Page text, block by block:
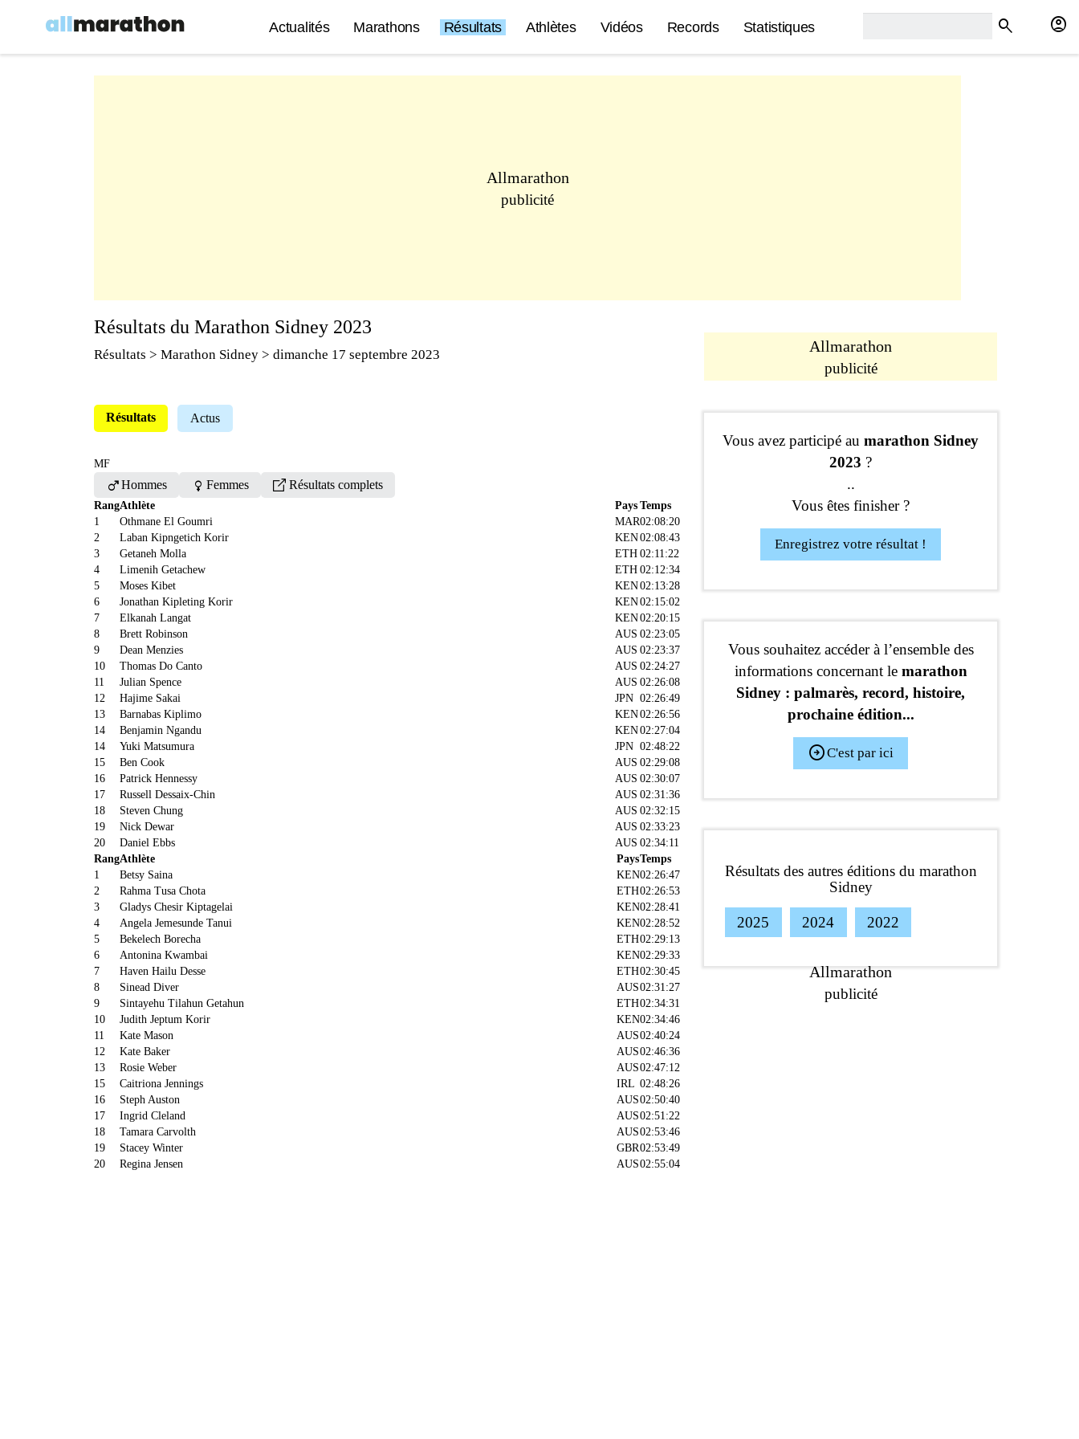
Actualités Marathons Résultats Athlètes Vidéos Records Statistiques search account_circle
Allmarathon
publicité
Résultats du Marathon Sidney 2023
Résultats > Marathon Sidney > dimanche 17 septembre 2023
Résultats Actus
MF
maleHommes female Femmes Résultats complets
RangAthlète Pays Temps
1
Othmane El Goumri MAR02:08:20
2
Laban Kipngetich Korir KEN02:08:43
3
Getaneh Molla ETH 02:11:22
4
Limenih Getachew ETH 02:12:34
5
Moses Kibet KEN02:13:28
6
Jonathan Kipleting Korir KEN02:15:02
7
Elkanah Langat KEN02:20:15
8
Brett Robinson AUS 02:23:05
9
Dean Menzies AUS 02:23:37
10
Thomas Do Canto AUS 02:24:27
11
Julian Spence AUS 02:26:08
12
Hajime Sakai JPN 02:26:49
13
Barnabas Kiplimo KEN02:26:56
14
Benjamin Ngandu KEN02:27:04
14
Yuki Matsumura JPN 02:48:22
15
Ben Cook AUS 02:29:08
16
Patrick Hennessy AUS 02:30:07
17
Russell Dessaix-Chin AUS 02:31:36
18
Steven Chung AUS 02:32:15
19
Nick Dewar AUS 02:33:23
20
Daniel Ebbs AUS 02:34:11
RangAthlète PaysTemps
1
Betsy Saina KEN02:26:47
2
Rahma Tusa Chota ETH02:26:53
3
Gladys Chesir Kiptagelai KEN02:28:41
4
Angela Jemesunde Tanui KEN02:28:52
5
Bekelech Borecha ETH02:29:13
6
Antonina Kwambai KEN02:29:33
7
Haven Hailu Desse ETH02:30:45
8
Sinead Diver AUS02:31:27
9
Sintayehu Tilahun Getahun ETH02:34:31
10
Judith Jeptum Korir KEN02:34:46
11
Kate Mason AUS02:40:24
12
Kate Baker AUS02:46:36
13
Rosie Weber AUS02:47:12
15
Caitriona Jennings IRL 02:48:26
16
Steph Auston AUS02:50:40
17
Ingrid Cleland AUS02:51:22
18
Tamara Carvolth AUS02:53:46
19
Stacey Winter GBR02:53:49
20
Regina Jensen AUS02:55:04
Allmarathon
publicité
Vous avez participé au marathon Sidney
2023 ?
..
Vous êtes finisher ?
Enregistrez votre résultat !
Vous souhaitez accéder à l’ensemble des
informations concernant le marathon
Sidney : palmarès, record, histoire,
prochaine édition...
arrow_circle_rightC'est par ici
Résultats des autres éditions du marathon
Sidney
2025 2024 2022
Allmarathon
publicité